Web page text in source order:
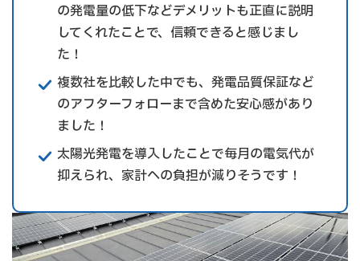
の発電量の低下などデメリットも正直に説明
してくれたことで、信頼できると感じまし
た！
複数社を比較した中でも、発電品質保証など
のアフターフォローまで含めた安心感があり
ました！
太陽光発電を導入したことで毎月の電気代が
抑えられ、家計への負担が減りそうです！